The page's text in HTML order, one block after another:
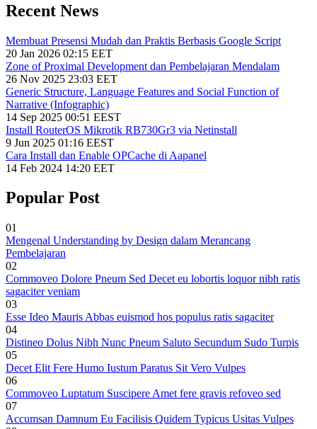
Recent News
Membuat Presensi Mudah dan Praktis Berbasis Google Script
20 Jan 2026 02:15 EET
Zone of Proximal Development dan Pembelajaran Mendalam
26 Nov 2025 23:03 EET
Generic Structure, Language Features and Social Function of
Narrative (Infographic)
14 Sep 2025 00:51 EEST
Install RouterOS Mikrotik RB730Gr3 via Netinstall
9 Jun 2025 01:16 EEST
Cara Install dan Enable OPCache di Aapanel
14 Feb 2024 14:20 EET
Popular Post
01
Mengenal Understanding by Design dalam Merancang
Pembelajaran
02
Commoveo Dolore Pneum Sed Decet eu lobortis loquor nibh ratis
sagaciter veniam
03
Esse Ideo Mauris Abbas euismod hos populus ratis sagaciter
04
Distineo Dolus Nibh Nunc Pneum Saluto Secundum Sudo Turpis
05
Decet Elit Fere Humo Iustum Paratus Sit Vero Vulpes
06
Commoveo Luptatum Suscipere Amet fere gravis refoveo sed
07
Accumsan Damnum Eu Facilisis Quidem Typicus Usitas Vulpes